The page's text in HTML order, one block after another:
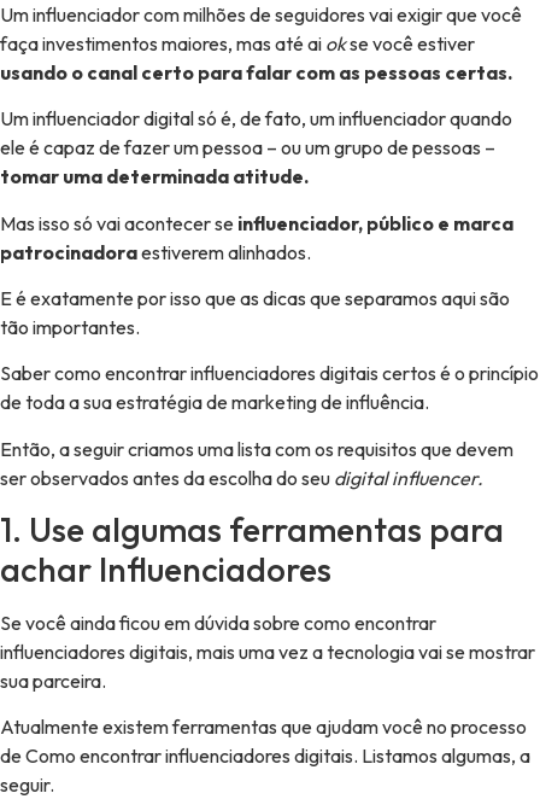
Um influenciador com milhões de seguidores vai exigir que você
faça investimentos maiores, mas até ai okse você estiver
usando o canal certo para falar com as pessoas certas.
Um influenciador digital só é, de fato, um influenciador quando
ele é capaz de fazer um pessoa – ou um grupo de pessoas –
tomar uma determinada atitude.
Mas isso só vai acontecer se influenciador, público e marca
patrocinadoraestiverem alinhados.
E é exatamente por isso que as dicas que separamos aqui são
tão importantes.
Saber como encontrar influenciadores digitais certos é o princípio
de toda a sua estratégia de marketing de influência.
Então, a seguir criamos uma lista com os requisitos que devem
ser observados antes da escolha do seu digital influencer.
1. Use algumas ferramentas para
achar Influenciadores
Se você ainda ficou em dúvida sobre como encontrar
influenciadores digitais, mais uma vez a tecnologia vai se mostrar
sua parceira.
Atualmente existem ferramentas que ajudam você no processo
de Como encontrar influenciadores digitais. Listamos algumas, a
seguir.